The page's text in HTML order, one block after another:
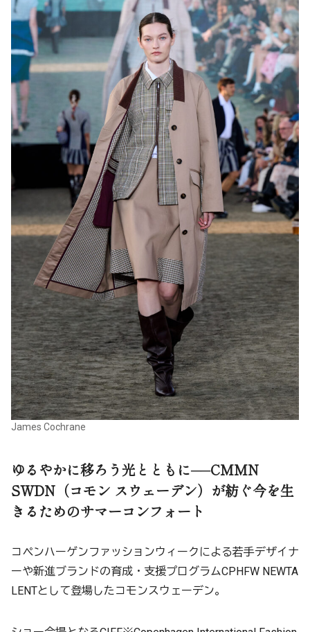
James Cochrane
ゆるやかに移ろう光とともに──CMMN
SWDN（コモン スウェーデン）が紡ぐ今を生
きるためのサマーコンフォート
コペンハーゲンファッションウィークによる若手デザイナ
ーや新進ブランドの育成・支援プログラムCPHFW NEWTA
LENTとして登場したコモンスウェーデン。